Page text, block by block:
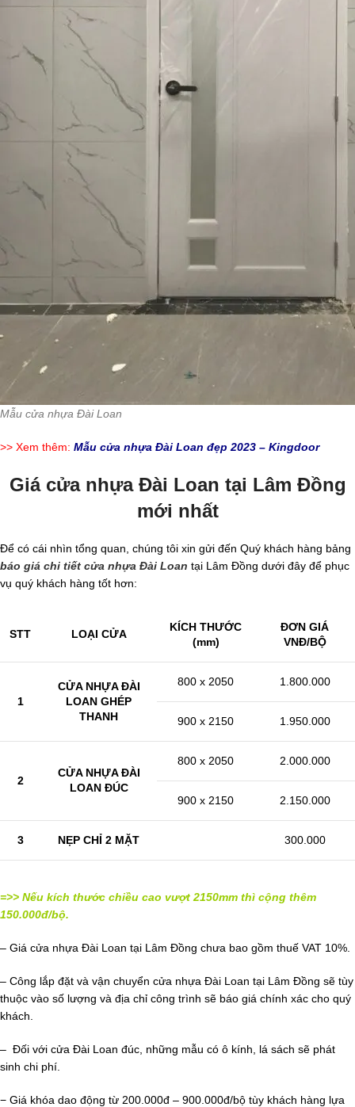
Mẫu cửa nhựa Đài Loan
>> Xem thêm: Mẫu cửa nhựa Đài Loan đẹp 2023 – Kingdoor
Giá cửa nhựa Đài Loan tại Lâm Đồng
mới nhất
Để có cái nhìn tổng quan, chúng tôi xin gửi đến Quý khách hàng bảng
báo giá chi tiết cửa nhựa Đài Loan tại Lâm Đồng dưới đây để phục
vụ quý khách hàng tốt hơn:
STT LOẠI CỬA
KÍCH THƯỚC
(mm)
ĐƠN GIÁ
VNĐ/BỘ
1
CỬA NHỰA ĐÀI
LOAN GHÉP
THANH
800 x 2050 1.800.000
900 x 2150 1.950.000
2
CỬA NHỰA ĐÀI
LOAN ĐÚC
800 x 2050 2.000.000
900 x 2150 2.150.000
3 NẸP CHỈ 2 MẶT 300.000
=>> Nếu kích thước chiều cao vượt 2150mm thì cộng thêm
150.000đ/bộ.
– Giá cửa nhựa Đài Loan tại Lâm Đồng chưa bao gồm thuế VAT 10%.
– Công lắp đặt và vận chuyển cửa nhựa Đài Loan tại Lâm Đồng sẽ tùy
thuộc vào số lượng và địa chỉ công trình sẽ báo giá chính xác cho quý
khách.
– Đối với cửa Đài Loan đúc, những mẫu có ô kính, lá sách sẽ phát
sinh chi phí.
− Giá khóa dao động từ 200.000đ – 900.000đ/bộ tùy khách hàng lựa